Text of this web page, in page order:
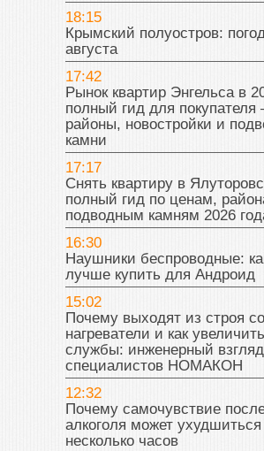
18:15
Крымский полуостров:
августа
17:42
Рынок квартир Энгельса в
полный гид для
районы, новостройки и
камни
17:17
Снять квартиру в
полный гид по ценам,
подводным камням 2026
16:30
Наушники беспроводные:
лучше купить для Андроид
15:02
Почему выходят из строя
нагреватели и как
службы: инженерный взгляд
специалистов НОМАКОН
12:32
Почему самочувствие
алкоголя может ухудшиться
несколько часов